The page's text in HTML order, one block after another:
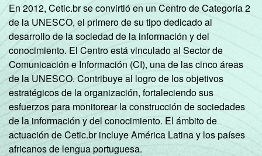
En 2012, Cetic.br se convirtió en un Centro de Categoría 2
de la UNESCO, el primero de su tipo dedicado al
desarrollo de la sociedad de la información y del
conocimiento. El Centro está vinculado al Sector de
Comunicación e Información (CI), una de las cinco áreas
de la UNESCO. Contribuye al logro de los objetivos
estratégicos de la organización, fortaleciendo sus
esfuerzos para monitorear la construcción de sociedades
de la información y del conocimiento. El ámbito de
actuación de Cetic.br incluye América Latina y los países
africanos de lengua portuguesa.